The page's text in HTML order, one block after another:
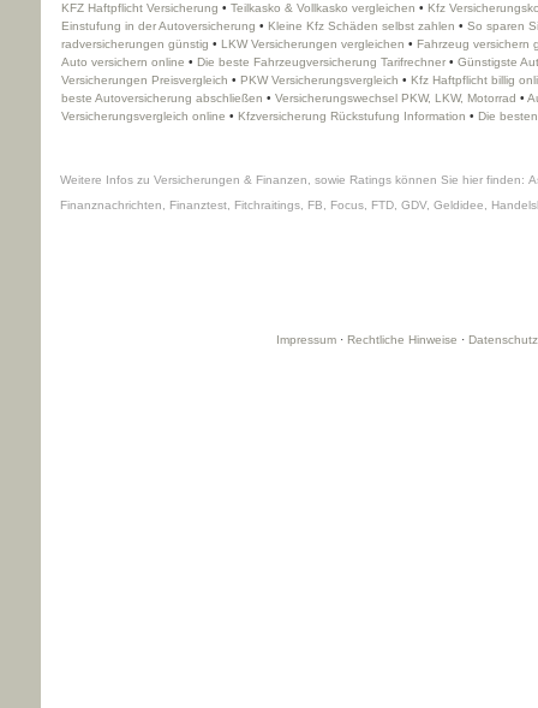
KFZ Haft­pflicht Versicherung • Teilkasko & Vollkasko ver­gleichen • Kfz
Einstufung in der Auto­ver­si­che­rung • Kleine Kfz Schäden selbst zahlen • So sparen
rad­ver­sicherungen günstig • LKW Versicherungen ver­gleichen • Fahrzeug ver­sichern
Auto ver­sichern online • Die beste Fahrzeugversicherung Tarifrechner • Günstigste
Versicherungen Preisvergleich • PKW Versicherungsvergleich • Kfz Haft­pflicht billig
beste Auto­ver­si­che­rung abschließen • Versicherungswechsel PKW, LKW, Motorrad •
Versicherungsvergleich online • Kfzversicherung Rückstufung Information • Die
Weitere Infos zu Versicherungen & Finanzen, sowie Ratings können Sie hier finden:
Finanznachrichten
Finanztest Fitchraitings FB Focus FTD GDV, Geldidee
Impressum · Rechtliche Hinweise · Datenschutz